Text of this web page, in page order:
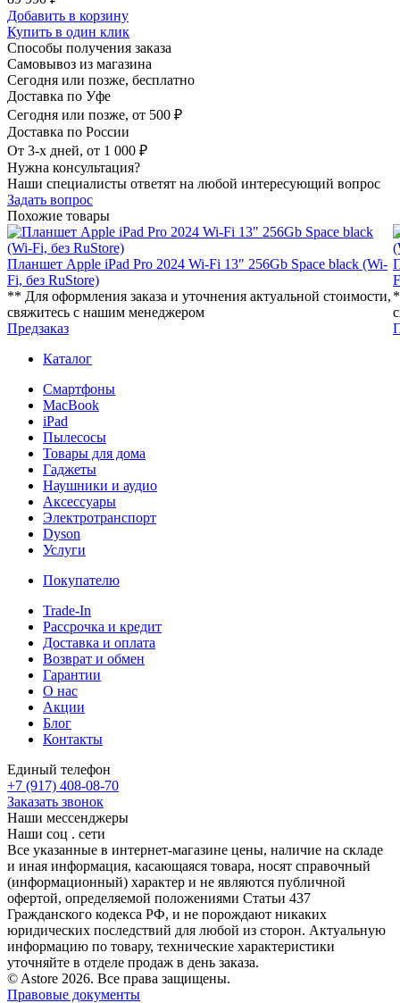
Добавить в корзину
Купить в один клик
Способы получения заказа
Самовывоз из магазина
Сегодня или позже, бесплатно
Доставка по Уфе
Сегодня или позже, от 500 ₽
Доставка по России
От 3-х дней, от 1 000 ₽
Нужна консультация?
Наши специалисты ответят на любой интересующий вопрос
Задать вопрос
Похожие товары
Планшет Apple iPad Pro 2024 Wi-Fi 13" 256Gb Space black (Wi-
Fi, без RuStore)
** Для оформления заказа и уточнения актуальной стоимости,
свяжитесь с нашим менеджером
Предзаказ
Каталог
Смартфоны
MacBook
iPad
Пылесосы
Товары для дома
Гаджеты
Наушники и аудио
Аксессуары
Электротранспорт
Dyson
Услуги
Покупателю
Trade-In
Рассрочка и кредит
Доставка и оплата
Возврат и обмен
Гарантии
О нас
Акции
Блог
Контакты
Единый телефон
+7 (917) 408-08-70
Заказать звонок
Наши мессенджеры
Наши соц . сети
Все указанные в интернет-магазине цены, наличие на складе
и иная информация, касающаяся товара, носят справочный
(информационный) характер и не являются публичной
офертой, определяемой положениями Статьи 437
Гражданского кодекса РФ, и не порождают никаких
юридических последствий для любой из сторон. Актуальную
информацию по товару, технические характеристики
уточняйте в отделе продаж в день заказа.
© Astore 2026. Все права защищены.
Правовые документы